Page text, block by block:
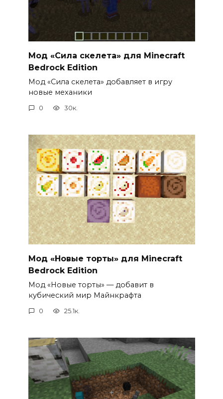
Мод «Сила скелета» для Minecraft
Bedrock Edition
Мод «Сила скелета» добавляет в игру
новые механики
0 30к.
Мод «Новые торты» для Minecraft
Bedrock Edition
Мод «Новые торты» — добавит в
кубический мир Майнкрафта
0 25.1к.